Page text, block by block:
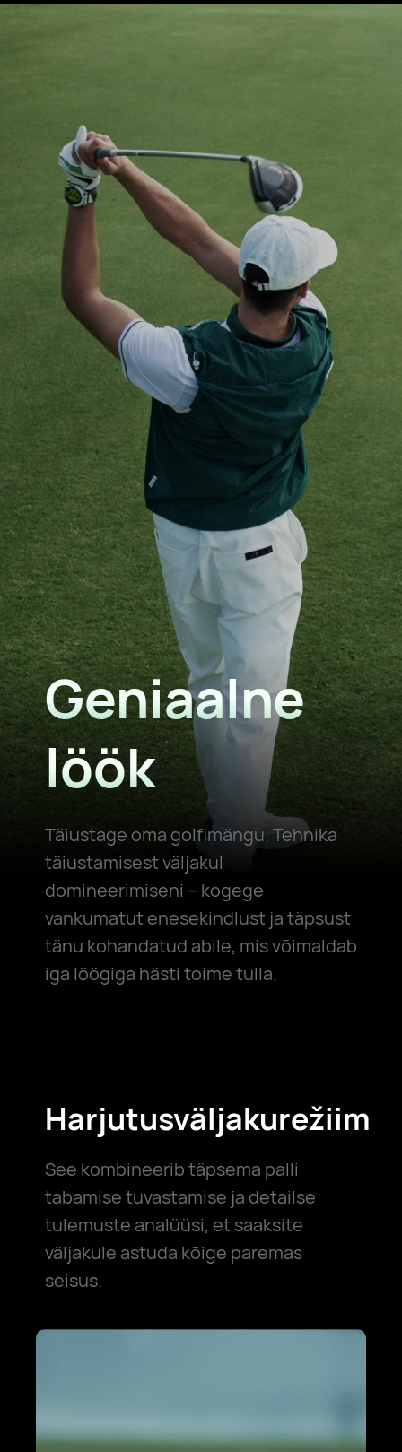
Geniaalne
löök
Täiustage oma golfimängu. Tehnika
täiustamisest väljakul
domineerimiseni – kogege
vankumatut enesekindlust ja täpsust
tänu kohandatud abile, mis võimaldab
iga löögiga hästi toime tulla.
Harjutusväljakurežiim
See kombineerib täpsema palli
tabamise tuvastamise ja detailse
tulemuste analüüsi, et saaksite
väljakule astuda kõige paremas
seisus.